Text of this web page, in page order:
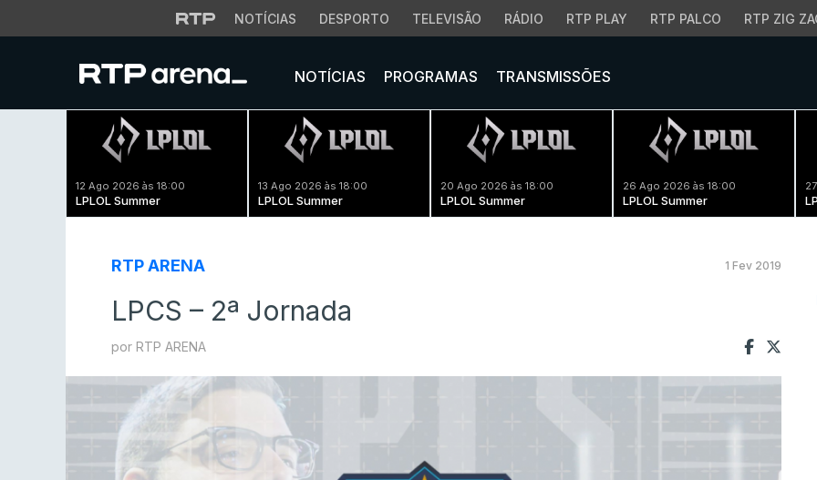
NOTÍCIAS DESPORTO TELEVISÃO RÁDIO RTP PLAY RTP PALCO RTP ZIG
NOTÍCIAS PROGRAMAS TRANSMISSÕES
12 Ago 2026 às 18:00
LPLOL Summer
13 Ago 2026 às 18:00
LPLOL Summer
20 Ago 2026 às 18:00
LPLOL Summer
26 Ago 2026 às 18:00
LPLOL Summer
RTP ARENA 1 Fev 2019
LPCS – 2ª Jornada
por RTP ARENA